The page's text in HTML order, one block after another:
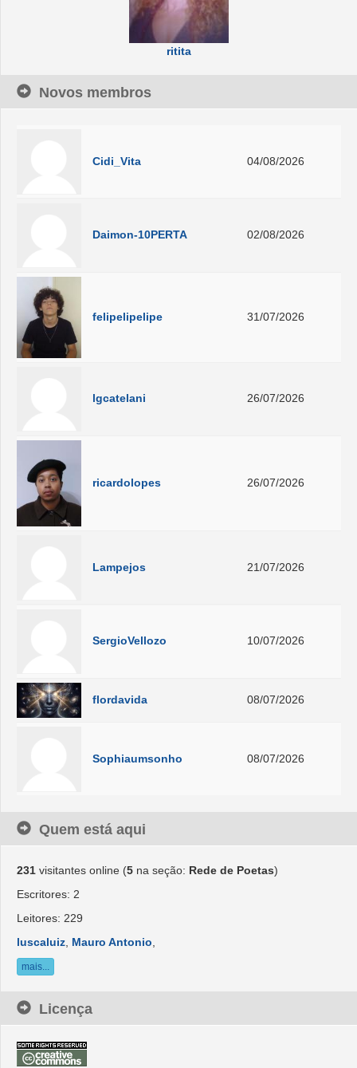
ritita
Novos membros
Cidi_Vita 04/08/2026
Daimon-10PERTA 02/08/2026
felipelipelipe 31/07/2026
lgcatelani 26/07/2026
ricardolopes 26/07/2026
Lampejos 21/07/2026
SergioVellozo 10/07/2026
flordavida 08/07/2026
Sophiaumsonho 08/07/2026
Quem está aqui
231 visitantes online (5 na seção: Rede de Poetas)
Escritores: 2
Leitores: 229
luscaluiz Mauro Antonio
mais...
Licença